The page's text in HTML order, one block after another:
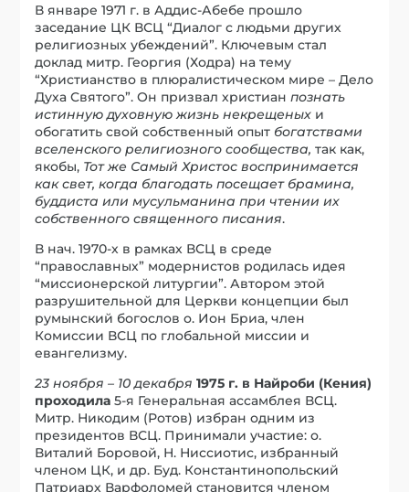
В январе 1971 г. в Аддис-Абебе прошло
заседание ЦК ВСЦ “Диалог с людьми других
религиозных убеждений”. Ключевым стал
доклад митр. Георгия (Ходра) на тему
“Христианство в плюралистическом мире – Дело
Духа Святого”. Он призвал христианпознать
истинную духовную жизнь некрещеных и
обогатить свой собственный опыт богатствами
вселенского религиозного сообщества, так как,
якобы, Тот же Самый Христос воспринимается
как свет, когда благодать посещает брамина,
буддиста или мусульманина при чтении их
собственного священного писания.
В нач. 1970-х в рамках ВСЦ в среде
“православных” модернистов родилась идея
“миссионерской литургии”. Автором этой
разрушительной для Церкви концепции был
румынский богослов о. Ион Бриа, член
Комиссии ВСЦ по глобальной миссии и
евангелизму.
23 ноября – 10 декабря 1975 г. в Найроби (Кения)
проходила 5-я Генеральная ассамблея ВСЦ.
Митр. Никодим (Ротов) избран одним из
президентов ВСЦ. Принимали участие: о.
Виталий Боровой, Н. Ниссиотис, избранный
членом ЦК, и др. Буд. Константинопольский
Патриарх Варфоломей становится членом